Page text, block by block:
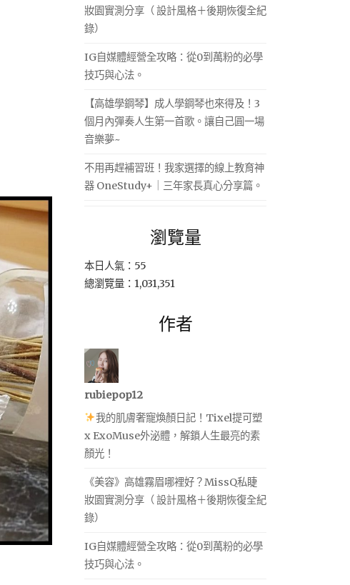
妝園實測分享（ 設計風格＋後期恢復全紀
錄）
IG自媒體經營全攻略：從0到萬粉的必學
技巧與心法。
【高雄學鋼琴】成人學鋼琴也來得及！3
個月內彈奏人生第一首歌。讓自己圓一場
音樂夢~
不用再趕補習班！我家選擇的線上教育神
器 OneStudy+｜三年家長真心分享篇。
瀏覽量
本日人氣：55
總瀏覽量：1,031,351
作者
rubiepop12
我的肌膚奢寵煥顏日記！Tixel提可塑
x ExoMuse外泌體，解鎖人生最亮的素
顏光！
《美容》高雄霧眉哪裡好？MissQ私睫
妝園實測分享（ 設計風格＋後期恢復全紀
錄）
IG自媒體經營全攻略：從0到萬粉的必學
技巧與心法。